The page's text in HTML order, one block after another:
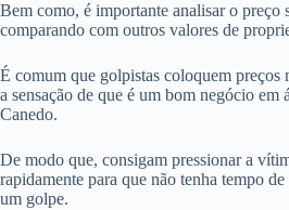
Bem como, é importante analisar o preço
comparando com outros valores de
É comum que golpistas coloquem preços
a sensação de que é um bom negócio em
Canedo.
De modo que, consigam pressionar a
rapidamente para que não tenha tempo
um golpe.